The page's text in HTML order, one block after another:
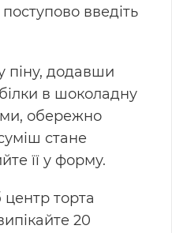
введіть
піну, додавши
білки в шоколадну
обережно
стане
її у форму.
торта
20